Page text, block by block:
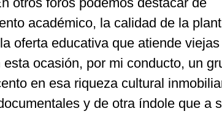
académico, la calidad de la
oferta educativa que atiende
ocasión, por mi conducto, un
en esa riqueza cultural
y de otra índole que a